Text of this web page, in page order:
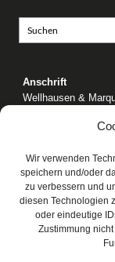
Wir verwenden
speichern und/oder
zu verbessern und
diesen Technologien
oder eindeutige
Zustimmung
Anschrift
Wellhausen &
Mundsburger
Kontakt
Telefon: 0 40 / 42
E-Mail:post@wm-
Web:www.wm-